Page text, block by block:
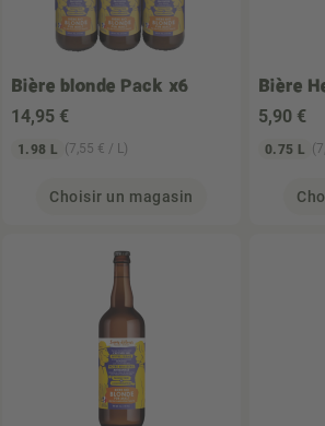
Bière blonde Pack x6
14,95 €
1.98 L (7,55 € / L)
Choisir un magasin
Bière
5,90 €
0.75 L